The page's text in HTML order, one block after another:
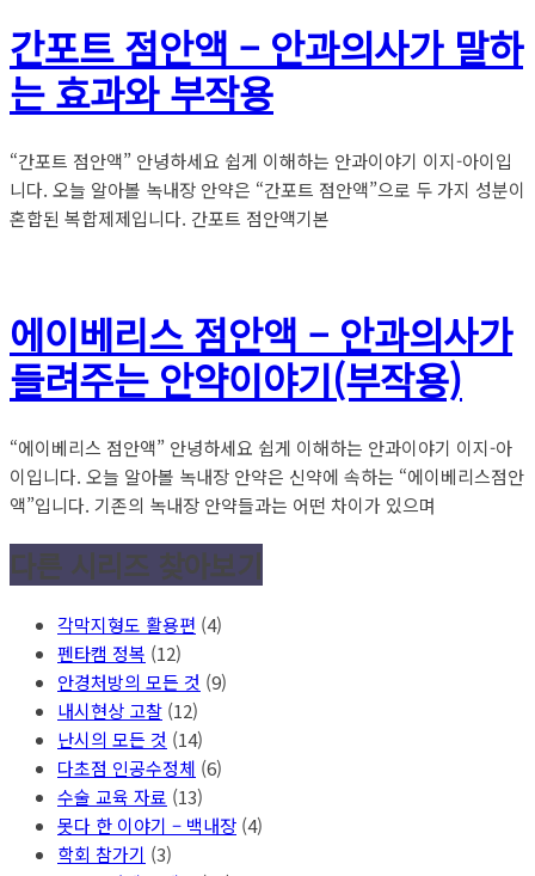
간포트 점안액 – 안과의사가 말하
는 효과와 부작용
“간포트 점안액” 안녕하세요 쉽게 이해하는 안과이야기 이지-아이입
니다. 오늘 알아볼 녹내장 안약은 “간포트 점안액”으로 두 가지 성분이
혼합된 복합제제입니다. 간포트 점안액기본
에이베리스 점안액 – 안과의사가
들려주는 안약이야기(부작용)
“에이베리스 점안액” 안녕하세요 쉽게 이해하는 안과이야기 이지-아
이입니다. 오늘 알아볼 녹내장 안약은 신약에 속하는 “에이베리스점안
액”입니다. 기존의 녹내장 안약들과는 어떤 차이가 있으며
다른 시리즈 찾아보기
각막지형도 활용편 (4)
펜타캠 정복 (12)
안경처방의 모든 것 (9)
내시현상 고찰 (12)
난시의 모든 것 (14)
다초점 인공수정체 (6)
수술 교육 자료 (13)
못다 한 이야기 – 백내장 (4)
학회 참가기 (3)